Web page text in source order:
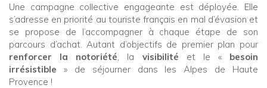
Une campagne collective engageante est déployée. Elle
s’adresse en priorité au touriste français en mal d’évasion et
se propose de l’accompagner à chaque étape de son
parcours d’achat. Autant d’objectifs de premier plan pour
renforcer la notoriété , la visibilité et le «besoin
irrésistible » de séjourner dans les Alpes de Haute
Provence !